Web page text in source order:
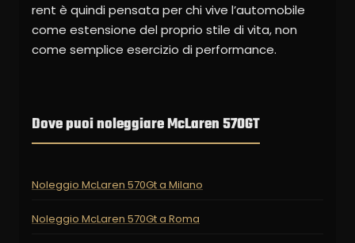
rent è quindi pensata per chi vive l’automobile
come estensione del proprio stile di vita, non
come semplice esercizio di performance.
Dove puoi noleggiare McLaren 570GT
Noleggio McLaren 570Gt a Milano
Noleggio McLaren 570Gt a Roma